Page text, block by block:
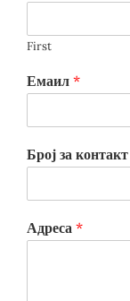
First
Емаил *
Број за контакт
Адреса *